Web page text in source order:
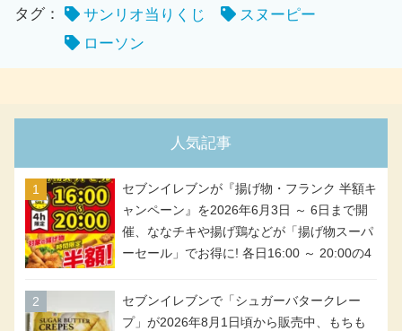
タグ：
サンリオ当りくじ
スヌーピー
ローソン
人気記事
セブンイレブンが『揚げ物・フランク 半額キ
ャンペーン』を2026年6月3日 ～ 6日まで開
催、ななチキや揚げ鶏などが「揚げ物スーパ
ーセール」でお得に! 各日16:00 ～ 20:00の4
アメリカンドッグが税抜き69円!
セブンイレブンで「シュガーバタークレー
プ」が2026年8月1日頃から販売中、もちも